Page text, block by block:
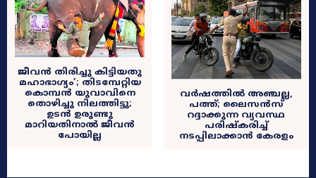
ജീവൻ തിരിച്ചു കിട്ടിയതു
മഹാഭാഗ്യം’; തിടമ്പേറ്റിയ
കൊമ്പൻ യുവാവിനെ
തൊഴിച്ചു നിലത്തിട്ടു;
ഉടൻ ഉരുണ്ടു
മാറിയതിനാൽ ജീവൻ
പോയില്ല
വർഷത്തിൽ അഞ്ചല്ല,
പത്ത്; ലൈസൻസ്
റദ്ദാക്കുന്ന വ്യവസ്ഥ
പരിഷ്‌കരിച്ച്
നടപ്പിലാക്കാൻ കേരളം